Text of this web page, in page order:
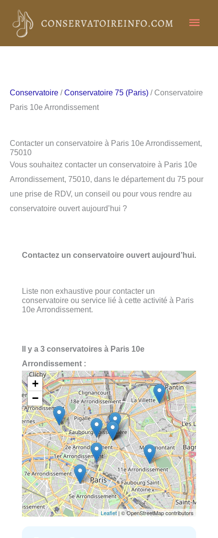
contenu
Conservatoire /Conservatoire 75 (Paris) / Conservatoire
Paris 10e Arrondissement
Contacter un conservatoire à Paris 10e Arrondissement,
75010
Vous souhaitez contacter un conservatoire à Paris 10e
Arrondissement, 75010, dans le département du 75 pour
une prise de RDV, un conseil ou pour vous rendre au
conservatoire ouvert aujourd’hui ?
Contactez un conservatoire ouvert aujourd’hui.
Liste non exhaustive pour contacter un
conservatoire ou service lié à cette activité à Paris
10e Arrondissement.
Il y a 3 conservatoires à Paris 10e
Arrondissement :
+
−
Leaflet| © OpenStreetMap contributors